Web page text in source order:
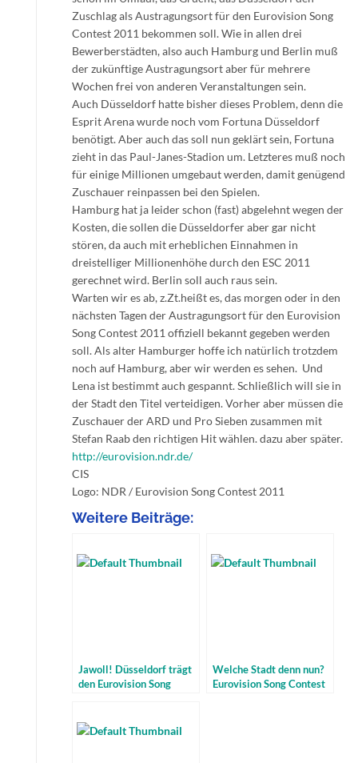
Zuschlag als Austragungsort für den Eurovision Song
Contest 2011 bekommen soll. Wie in allen drei
Bewerberstädten, also auch Hamburg und Berlin muß
der zukünftige Austragungsort aber für mehrere
Wochen frei von anderen Veranstaltungen sein.
Auch Düsseldorf hatte bisher dieses Problem, denn die
Esprit Arena wurde noch vom Fortuna Düsseldorf
benötigt. Aber auch das soll nun geklärt sein, Fortuna
zieht in das Paul-Janes-Stadion um. Letzteres muß noch
für einige Millionen umgebaut werden, damit genügend
Zuschauer reinpassen bei den Spielen.
Hamburg hat ja leider schon (fast) abgelehnt wegen der
Kosten, die sollen die Düsseldorfer aber gar nicht
stören, da auch mit erheblichen Einnahmen in
dreistelliger Millionenhöhe durch den ESC 2011
gerechnet wird. Berlin soll auch raus sein.
Warten wir es ab, z.Zt.heißt es, das morgen oder in den
nächsten Tagen der Austragungsort für den Eurovision
Song Contest 2011 offiziell bekannt gegeben werden
soll. Als alter Hamburger hoffe ich natürlich trotzdem
noch auf Hamburg, aber wir werden es sehen. Und
Lena ist bestimmt auch gespannt. Schließlich will sie in
der Stadt den Titel verteidigen. Vorher aber müssen die
Zuschauer der ARD und Pro Sieben zusammen mit
Stefan Raab den richtigen Hit wählen. dazu aber später.
http://eurovision.ndr.de/
CIS
Logo: NDR / Eurovision Song Contest 2011
Weitere Beiträge:
Jawoll! Düsseldorf trägt
den Eurovision Song
Welche Stadt denn nun?
Eurovision Song Contest